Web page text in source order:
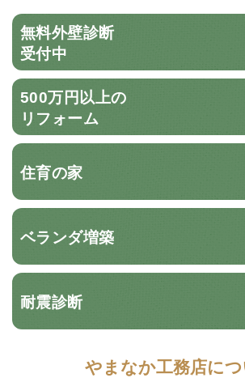
無料外壁診断
受付中
500万円以上の
リフォーム
住育の家
ベランダ増築
耐震診断
やまなか工務店に